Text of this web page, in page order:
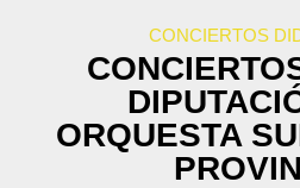
CONCIERTOS
ORQUESTA